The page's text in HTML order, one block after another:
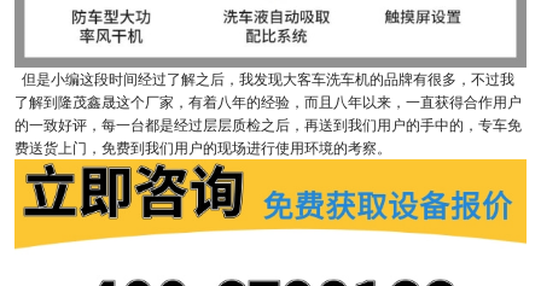
但是小编这段时间经过了解之后，我发现大客车洗车机的品牌有很多，不过我
了解到隆茂鑫晟这个厂家，有着八年的经验，而且八年以来，一直获得合作用户
的一致好评，每一台都是经过层层质检之后，再送到我们用户的手中的，专车免
费送货上门，免费到我们用户的现场进行使用环境的考察。